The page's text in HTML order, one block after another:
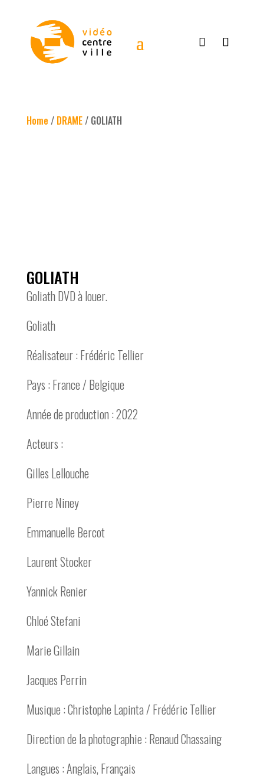
Home / DRAME/ GOLIATH
GOLIATH
Goliath DVD à louer.
Goliath
Réalisateur : Frédéric Tellier
Pays : France / Belgique
Année de production : 2022
Acteurs :
Gilles Lellouche
Pierre Niney
Emmanuelle Bercot
Laurent Stocker
Yannick Renier
Chloé Stefani
Marie Gillain
Jacques Perrin
Musique : Christophe Lapinta / Frédéric Tellier
Direction de la photographie : Renaud Chassaing
Langues : Anglais, Français